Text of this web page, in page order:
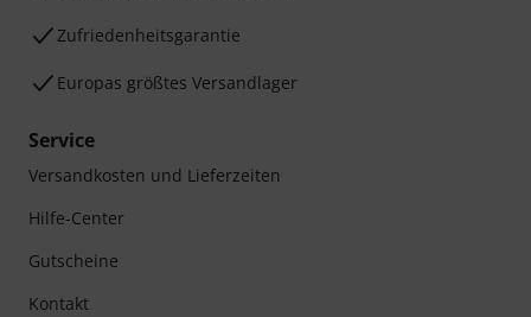
Zufriedenheitsgarantie
Europas größtes Versandlager
Service
Versandkosten und Lieferzeiten
Hilfe-Center
Gutscheine
Kontakt